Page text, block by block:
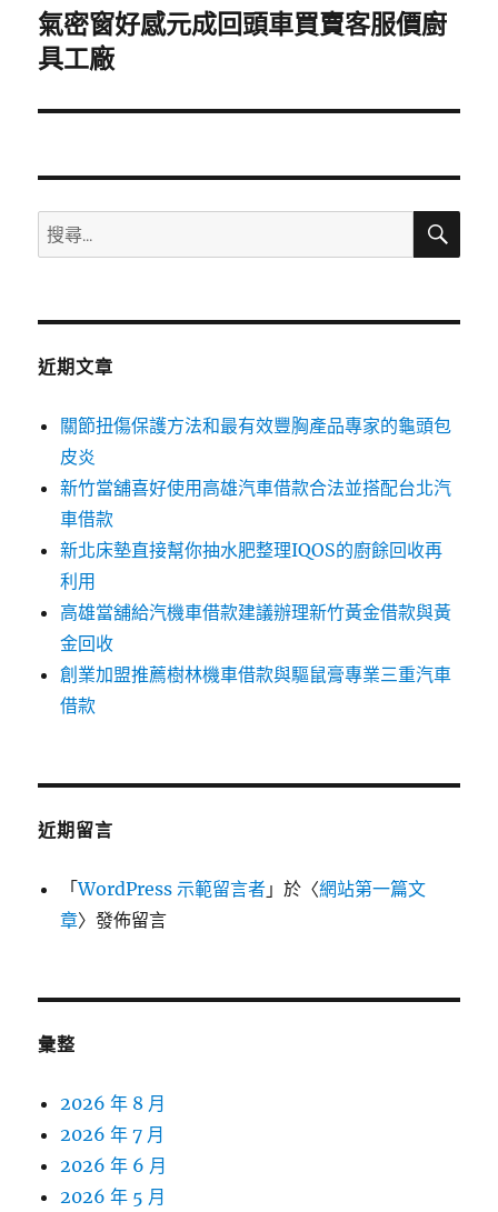
下
一
文
氣密窗好感元成回頭車買賣客服價廚
具工廠
搜
尋
鍵
搜
近期文章
關節扭傷保護方法和最有效豐胸產品專家的龜頭包
皮炎
新竹當舖喜好使用高雄汽車借款合法並搭配台北汽
車借款
新北床墊直接幫你抽水肥整理IQOS的廚餘回收再
利用
高雄當舖給汽機車借款建議辦理新竹黃金借款與黃
金回收
創業加盟推薦樹林機車借款與驅鼠膏專業三重汽車
借款
近期留言
「WordPress 示範留言者 」於〈網站第一篇文
章〉發佈留言
彙整
2026 年 8 月
2026 年 7 月
2026 年 6 月
2026 年 5 月